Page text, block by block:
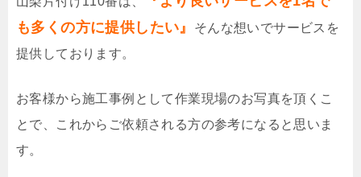
も多くの方に提供したい』
そんな想いでサービスを
提供しております。
お客様から施工事例として作業現場のお写真を頂くこ
とで、これからご依頼される方の参考になると思いま
す。